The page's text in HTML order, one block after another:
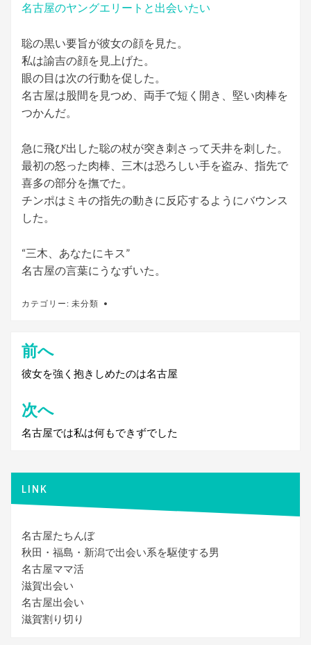
名古屋のヤングエリートと出会いたい
聡の黒い要旨が彼女の顔を見た。
私は諭吉の顔を見上げた。
眼の目は次の行動を促した。
名古屋は股間を見つめ、両手で短く開き、堅い肉棒を
つかんだ。
急に飛び出した聡の杖が突き刺さって天井を刺した。
最初の怒った肉棒、三木は恐ろしい手を盗み、指先で
喜多の部分を撫でた。
チンポはミキの指先の動きに反応するようにバウンス
した。
“三木、あなたにキス”
名古屋の言葉にうなずいた。
カテゴリー: 未分類
投
稿
ナ
ビ
ゲ
ー
シ
ン
前へ
彼女を強く抱きしめたのは名古屋
次へ
名古屋では私は何もできずでした
LINK
名古屋たちんぼ
秋田・福島・新潟で出会い系を駆使する男
名古屋ママ活
滋賀出会い
名古屋出会い
滋賀割り切り